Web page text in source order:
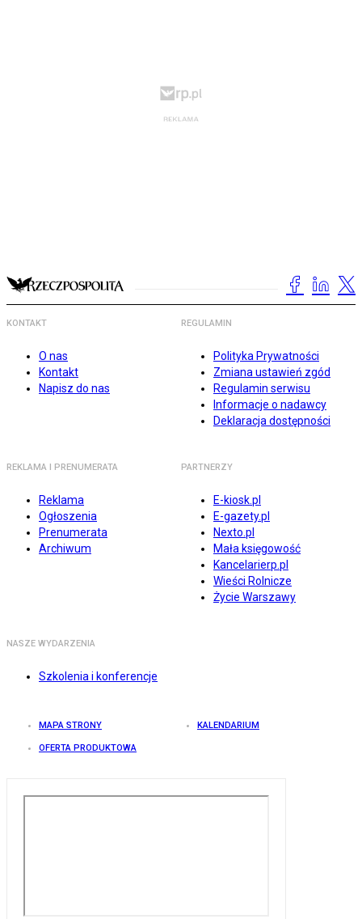
KONTAKT
O nas
Kontakt
Napisz do nas
REGULAMIN
Polityka Prywatności
Zmiana ustawień zgód
Regulamin serwisu
Informacje o nadawcy
Deklaracja dostępności
REKLAMA I PRENUMERATA
Reklama
Ogłoszenia
Prenumerata
Archiwum
PARTNERZY
E-kiosk.pl
E-gazety.pl
Nexto.pl
Mała księgowość
Kancelarierp.pl
Wieści Rolnicze
Życie Warszawy
NASZE WYDARZENIA
Szkolenia i konferencje
MAPA STRONY KALENDARIUM
OFERTA PRODUKTOWA